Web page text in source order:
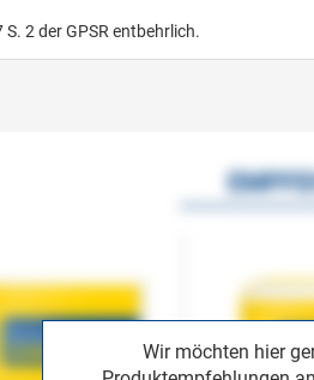
2 der GPSR entbehrlich.
Wir möchten hier